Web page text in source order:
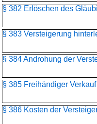
§ 382 Erlöschen des
§ 383 Versteigerung
§ 384 Androhung der
§ 385 Freihändiger Verkauf
§ 386 Kosten der